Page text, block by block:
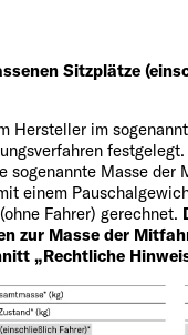
Sitzplätze
Hersteller im
sogenannte Masse der
einem
Fahrer) gerechnet.
zur Masse der
„Rechtliche
Sitzplätze
/ Leistung
/ 2.2 / 103 (140)